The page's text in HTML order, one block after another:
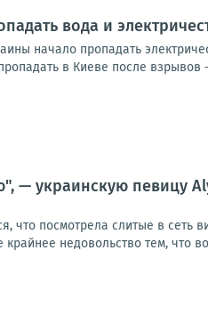
вода и
начало пропадать
в Киеве после
— украинскую певицу
что посмотрела слитые в
недовольство тем, что